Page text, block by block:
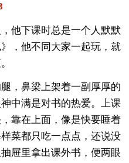
下课时总是一个人默默
，他不同大家一起玩，就
鼻梁上架着一副厚厚的
中满是对书的热爱。上课
靠在上面，像是快要睡着
菜都只吃一点点，还说没
屉里拿出课外书，便两眼